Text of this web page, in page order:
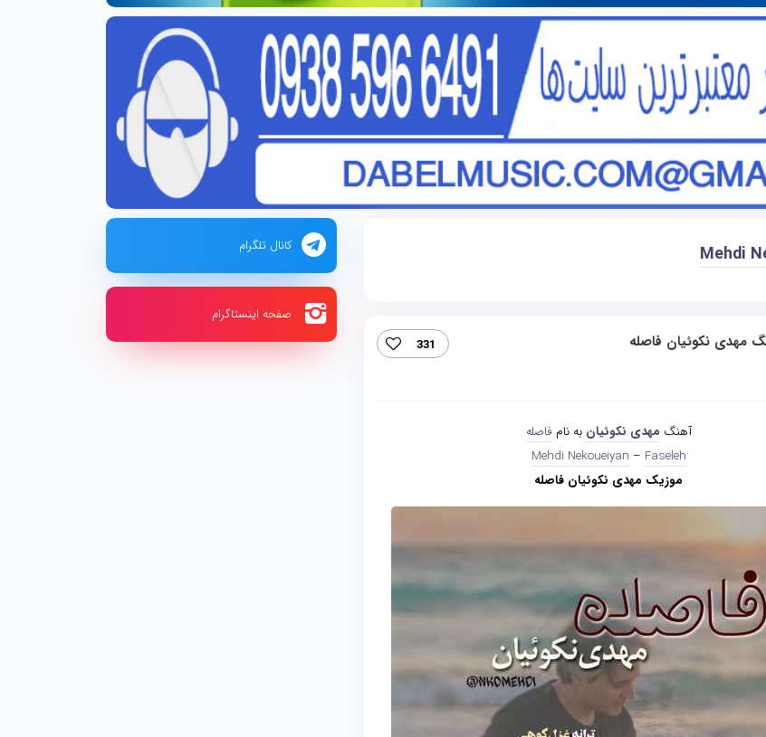
Mehdi
مهدی نکوئیان فاصله 331
آهنگ مهدی نکوئیان به نام فاصله
Mehdi Nekoueiyan – Faseleh
موزیک مهدی نکوئیان فاصله
کانال تلگرام
صفحه اینستاگرام